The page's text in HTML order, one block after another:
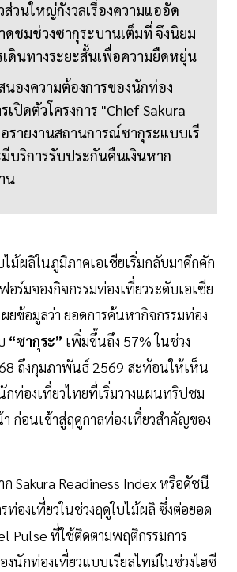
ส่วนใหญ่กังวลเรื่องความแออัด
ดชมช่วงซากุระบานเต็มที่ จึงนิยม
เดินทางระยะสั้นเพื่อความยืดหยุ่น
นองความต้องการของนักท่อง
เปิดตัวโครงการ "Chief Sakura
รายงานสถานการณ์ซากุระแบบเรี
บริการรับประกันคืนเงินหาก
น
ไม้ผลิในภูมิภาคเอเชียเริ่มกลับมาคึกคัก
ร์มจองกิจกรรมท่องเที่ยวระดับเอเชีย
ยข้อมูลว่า ยอดการค้นหากิจกรรมท่อง
“ซากุระ” เพิ่มขึ้นถึง 57% ในช่วง
ถึงกุมภาพันธ์ 2569 สะท้อนให้เห็น
กท่องเที่ยวไทยที่เริ่มวางแผนทริปชม
ก่อนเข้าสู่ฤดูกาลท่องเที่ยวสำคัญของ
ก Sakura Readiness Index หรือดัชนี
ท่องเที่ยวในช่วงฤดูใบไม้ผลิ ซึ่งต่อยอด
Pulse ที่ใช้ติดตามพฤติกรรมการ
งนักท่องเที่ยวแบบเรียลไทม์ในช่วงไฮซี